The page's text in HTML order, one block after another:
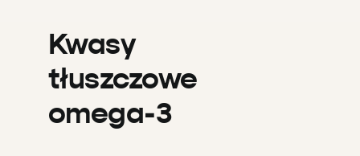
Kwasy
tłuszczowe
omega-3